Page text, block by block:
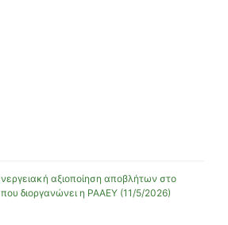
αξιοποίηση αποβλήτων στο
διοργανώνει η ΡΑΑΕΥ (11/5/2026)